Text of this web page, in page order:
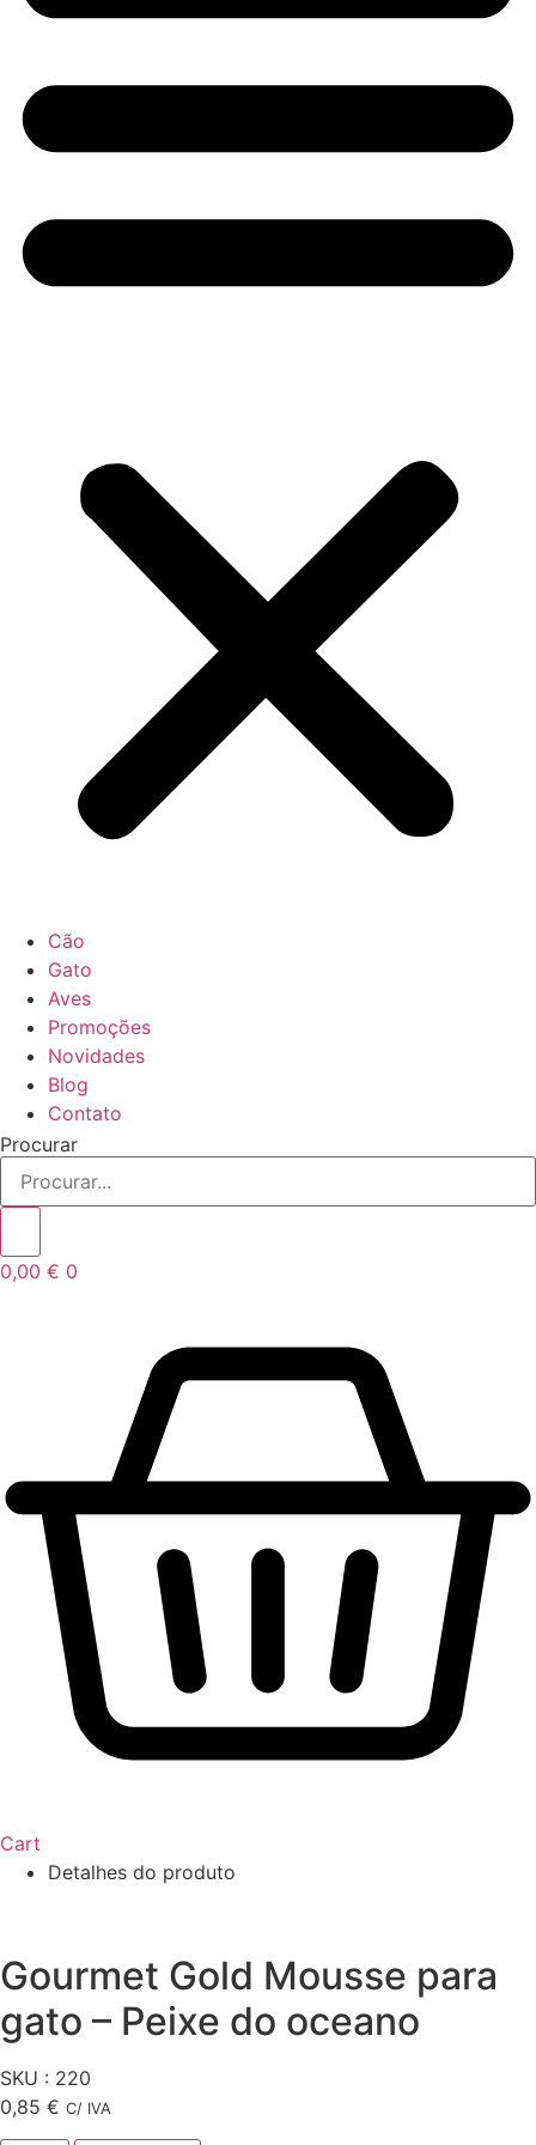
Cão
Gato
Aves
Promoções
Novidades
Blog
Contato
Procurar
0,00 € 0
Cart
Detalhes do produto
Gourmet Gold Mousse para
gato – Peixe do oceano
SKU : 220
0,85 € C/ IVA